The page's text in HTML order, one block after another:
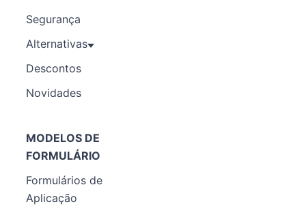
Segurança
Alternativas
Descontos
Novidades
MODELOS DE
FORMULÁRIO
Formulários de
Aplicação